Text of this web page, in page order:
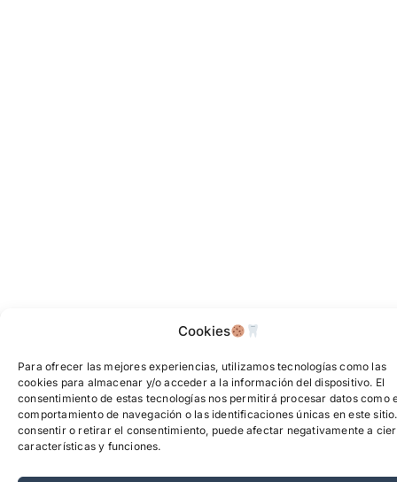
Cookies
Para ofrecer las mejores experiencias, utilizamos tecnologías como las
cookies para almacenar y/o acceder a la información del dispositivo. El
consentimiento de estas tecnologías nos permitirá procesar datos como
comportamiento de navegación o las identificaciones únicas en este
consentir o retirar el consentimiento, puede afectar negativamente a
características y funciones.